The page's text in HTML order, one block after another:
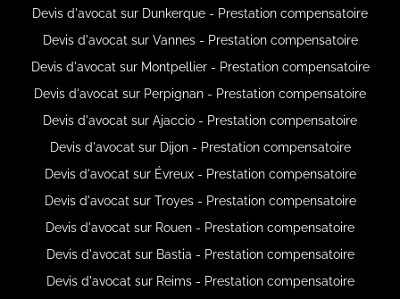
Devis d'avocat sur Dunkerque - Prestation compensatoire
Devis d'avocat sur Vannes - Prestation compensatoire
Devis d'avocat sur Montpellier - Prestation compensatoire
Devis d'avocat sur Perpignan - Prestation compensatoire
Devis d'avocat sur Ajaccio - Prestation compensatoire
Devis d'avocat sur Dijon - Prestation compensatoire
Devis d'avocat sur Évreux - Prestation compensatoire
Devis d'avocat sur Troyes - Prestation compensatoire
Devis d'avocat sur Rouen - Prestation compensatoire
Devis d'avocat sur Bastia - Prestation compensatoire
Devis d'avocat sur Reims - Prestation compensatoire